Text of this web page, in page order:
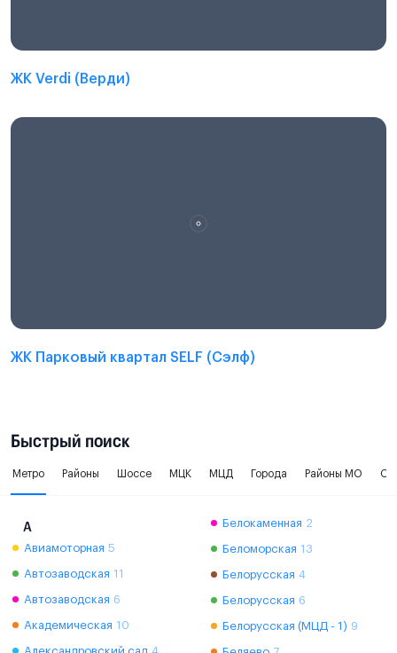
ЖК Verdi (Верди)
ЖК Парковый квартал SELF (Сэлф)
Быстрый поиск
Метро Районы Шоссе МЦК МЦД Города Районы МО
А
Авиамоторная 5
Автозаводская 11
Автозаводская 6
Академическая 10
Александровский сад 4
Белокаменная 2
Беломорская 13
Белорусская 4
Белорусская 6
Белорусская (МЦД - 1) 9